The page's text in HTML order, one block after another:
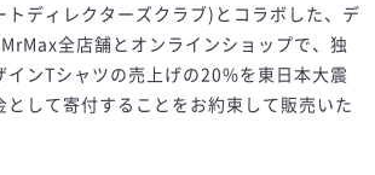
ディレクターズクラブ)とコラボした、デ
全店舗とオンラインショップで、独
インTシャツの売上げの20%を東日本大震
として寄付することをお約束して販売いた